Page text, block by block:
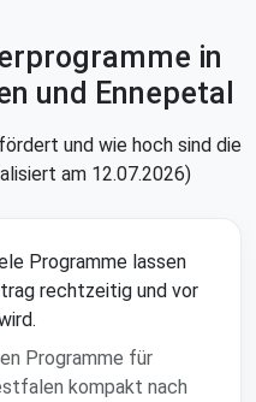
in
und Ennepetal
und wie hoch sind die
am 12.07.2026)
Programme lassen
rechtzeitig und vor
Programme für
kompakt nach